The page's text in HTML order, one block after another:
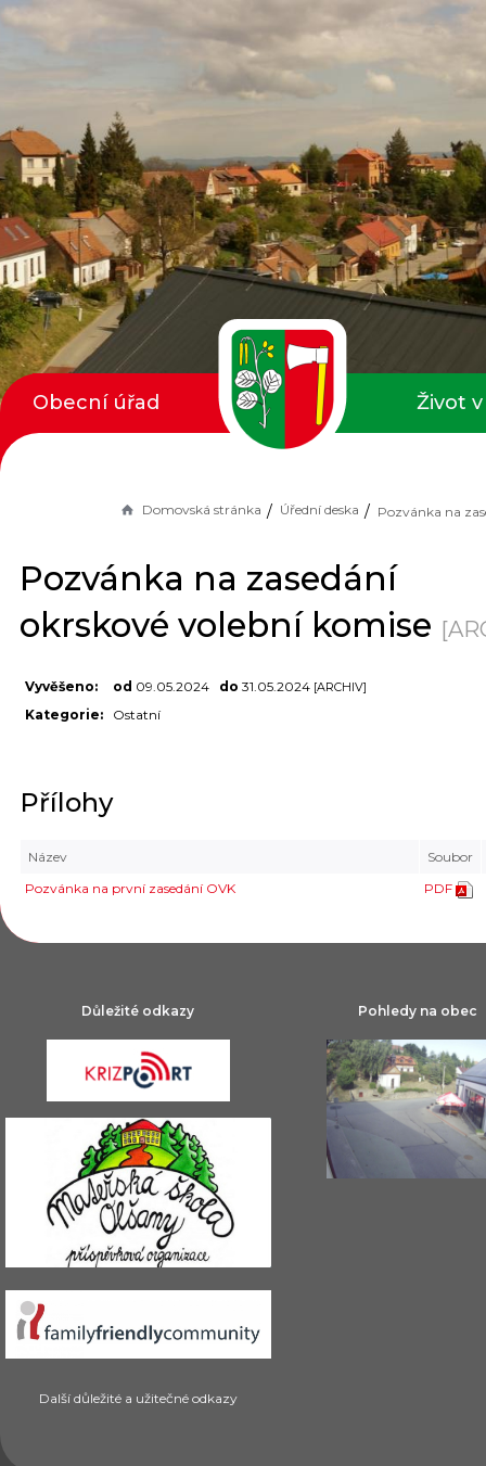
Domovská stránka Úřední deska
Pozvánka na zasedání
okrskové volební komise
Vyvěšeno: od 09.05.2024 do 31.05.2024 [ARCHIV]
Kategorie: Ostatní
Přílohy
Název
Soubor
Pozvánka na první zasedání OVK
PDF
Obecní úřad Život
Důležité odkazy
Další důležité a užitečné odkazy
Pohledy na obec